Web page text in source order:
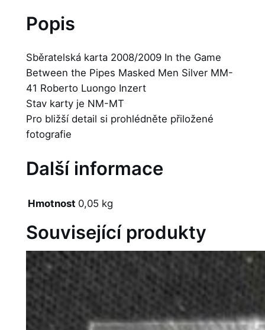
Popis
Sběratelská karta 2008/2009 In the Game
Between the Pipes Masked Men Silver MM-
41 Roberto Luongo Inzert
Stav karty je NM-MT
Pro bližší detail si prohlédněte přiložené
fotografie
Další informace
Hmotnost 0,05 kg
Související produkty